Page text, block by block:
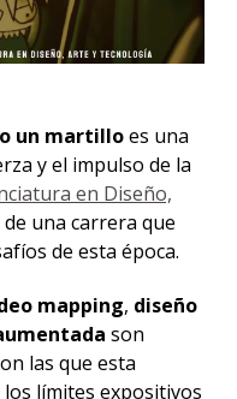
un martilloes una
y el impulso de la
en Diseño,
una carrera que
de esta época.
mapping, diseño
son
las que esta
límites expositivos